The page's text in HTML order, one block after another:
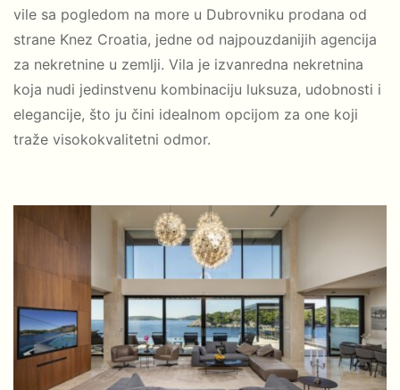
vile sa pogledom na more u Dubrovniku prodana od
strane Knez Croatia, jedne od najpouzdanijih agencija
za nekretnine u zemlji. Vila je izvanredna nekretnina
koja nudi jedinstvenu kombinaciju luksuza, udobnosti i
elegancije, što ju čini idealnom opcijom za one koji
traže visokokvalitetni odmor.